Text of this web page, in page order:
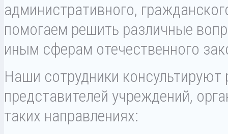
административного,
помогаем решить различные
иным сферам отечественного
Наши сотрудники
представителей учреждений,
таких направлениях: